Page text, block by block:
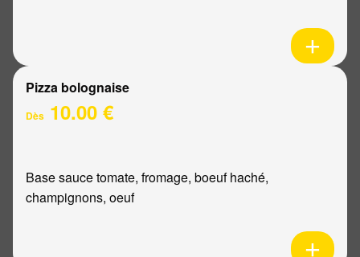
Pizza bolognaise
Dès 10.00 €
Base sauce tomate, fromage, boeuf haché,
champignons, oeuf